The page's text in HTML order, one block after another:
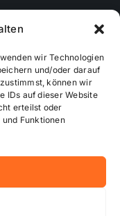
wir Technologien
und/oder darauf
können wir
IDs auf dieser Website
erteilst oder
Funktionen
besser informiert!